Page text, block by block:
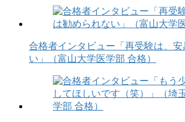
合格者インタビュー「再受験は、
い」（富山大学医学部 合格）